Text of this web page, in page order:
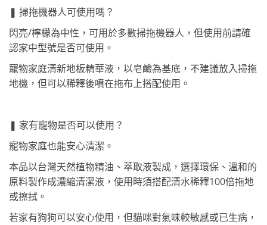
❚ 掃拖機器人可使用嗎？
閃亮/檸檬為中性，可用於多數掃拖機器人，但使用前請確
認家中型號是否可使用。
寵物家庭清新地板精華液，以皂鹼為基底，不建議放入掃拖
地機，但可以稀釋後噴在拖布上搭配使用。
❚ 家有寵物是否可以使用？
寵物家庭也能安心清潔。
本品以台灣天然植物精油、萃取液製成，選擇環保、溫和的
原料製作成濃縮清潔液，使用時須搭配清水稀釋100倍拖地
或擦拭。
若家有狗狗可以安心使用，但貓咪對氣味較敏感或已生病，